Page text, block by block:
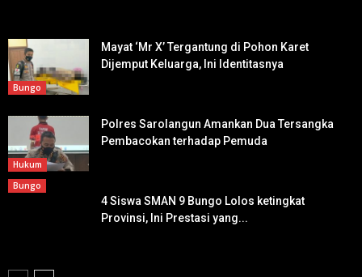
Bungo
Mayat ‘Mr X’ Tergantung di Pohon Karet
Dijemput Keluarga, Ini Identitasnya
Hukum
Polres Sarolangun Amankan Dua Tersangka
Pembacokan terhadap Pemuda
Bungo
4 Siswa SMAN 9 Bungo Lolos ketingkat
Provinsi, Ini Prestasi yang...